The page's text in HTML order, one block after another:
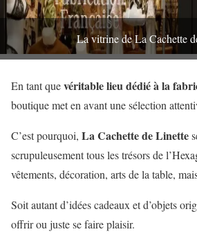
La vitrine de La Cachette
En tant quevéritable lieu dédié à la
boutique met en avant une sélection
C’est pourquoi, La Cachette de Linette
scrupuleusement tous les trésors de
vêtements, décoration, arts de la table,
Soit autant d’idées cadeaux et d’objets
offrir ou juste se faire plaisir.